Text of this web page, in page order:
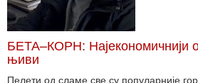
БЕТА–КОРН: Најекономичнији
њиви
Пелети од сламе све су популарније